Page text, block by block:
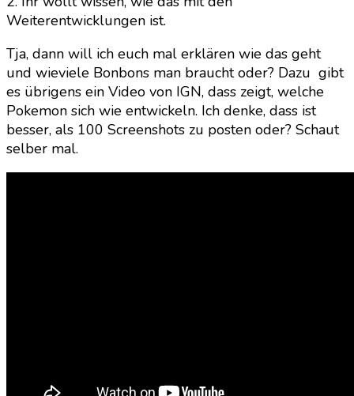
Weiterentwicklungen ist.
Tja, dann will ich euch mal erklären wie das geht
und wieviele Bonbons man braucht oder? Dazu gibt
es übrigens ein Video von IGN, dass zeigt, welche
Pokemon sich wie entwickeln. Ich denke, dass ist
besser, als 100 Screenshots zu posten oder? Schaut
selber mal.